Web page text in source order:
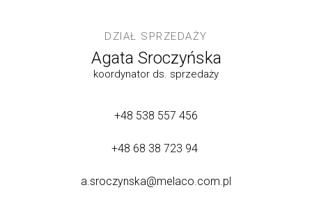
DZIAŁ SPRZEDAŻY
Agata Sroczyńska
koordynator ds. sprzedaży
+48 538 557 456
+48 68 38 723 94
a.sroczynska@melaco.com.pl